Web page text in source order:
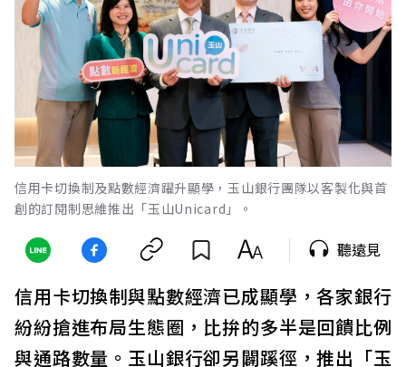
信用卡切換制及點數經濟躍升顯學，玉山銀行團隊以客製化與首
創的訂閱制思維推出「玉山Unicard」。
聽遠見
信用卡切換制與點數經濟已成顯學，各家銀行
紛紛搶進布局生態圈，比拚的多半是回饋比例
與通路數量。玉山銀行卻另闢蹊徑，推出「玉